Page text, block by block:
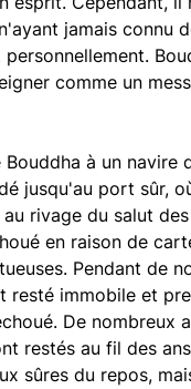
jamais connu
comme un
à un navire
jusqu'au port sûr,
rivage du salut
en raison de
Pendant de
resté immobile et
De nombreux
restés au fil des
sûres du repos,